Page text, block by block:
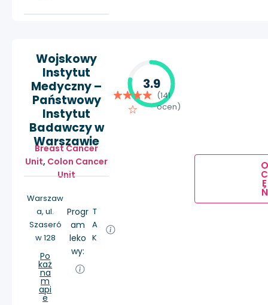
Wojskowy
Instytut
Medyczny –
Państwowy
Instytut
Badawczy w
Warszawie
Breast Cancer
Unit, Colon Cancer
Unit
Warszaw
a, ul.
Szaseró
w 128
Po
każ
na
m
api
e
Progr
am
leko
wy:
T
A
K
3.9
(141
ocen)
O
C
E
Ń